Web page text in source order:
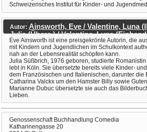
Schweizerisches Institut für Kinder- und
Autor: Ainsworth, Eve / Valentine, Luna
Julia (Übers.) / Valentine, Luna
Eve Ainsworth ist eine preisgekrönte Autorin, die
mit Kindern und Jugendlichen im Schulkontext
nah an der Lebensrealität schöpfen kann.
Julia Süßbrich, 1976 geboren, studierte
lebt in Köln. Sie übersetzte bereits viele Kinder-
dem Französischen und Italienischen, darunter die
Catharina Valckx um den Hamster Billy sowie
Marianne Dubuc übersetzte sie auch das
Lieben.
Genossenschaft Buchhandlung Comedia
Katharinengasse 20